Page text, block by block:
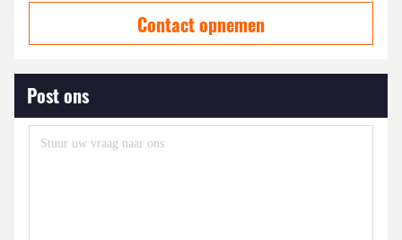
Contact opnemen
Post ons